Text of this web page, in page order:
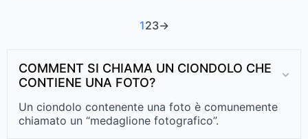
123→
COMMENT SI CHIAMA UN CIONDOLO CHE
CONTIENE UNA FOTO?
Un ciondolo contenente una foto è comunemente
chiamato un “medaglione fotografico”.